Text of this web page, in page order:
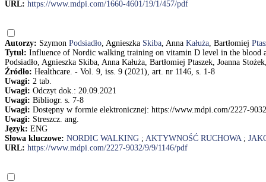
URL: https://www.mdpi.com/1660-4601/19/1/457/pdf
Autorzy: Szymon Podsiadło, Agnieszka Skiba, Anna Kałuża, Bartłomiej
Tytuł: Influence of Nordic walking training on vitamin D level in the blood
Podsiadło, Agnieszka Skiba, Anna Kałuża, Bartłomiej Ptaszek, Joanna
Źródło: Healthcare. - Vol. 9, iss. 9 (2021), art. nr 1146, s. 1-8
Uwagi: 2 tab.
Uwagi: Odczyt dok.: 20.09.2021
Uwagi: Bibliogr. s. 7-8
Uwagi: Dostępny w formie elektronicznej: https://www.mdpi.com/2227-
Uwagi: Streszcz. ang.
Język: ENG
Słowa kluczowe: NORDIC WALKING ; AKTYWNOŚĆ RUCHOWA;
URL: https://www.mdpi.com/2227-9032/9/9/1146/pdf